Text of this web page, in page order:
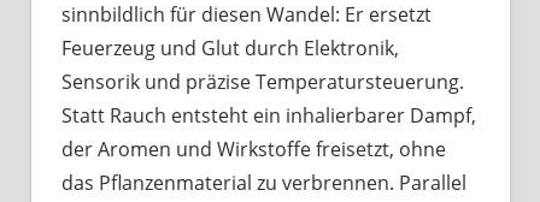
Genusskultur
verändern
sinnbildlich für diesen Wandel: Er ersetzt
Feuerzeug und Glut durch Elektronik,
Sensorik und präzise Temperatursteuerung.
Statt Rauch entsteht ein inhalierbarer Dampf,
der Aromen und Wirkstoffe freisetzt, ohne
das Pflanzenmaterial zu verbrennen. Parallel